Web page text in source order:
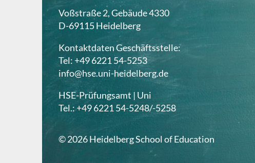
Voßstraße 2, Gebäude 4330
D-69115 Heidelberg
Kontaktdaten Geschäftsstelle:
Tel: +49 6221 54-5253
info@hse.uni-heidelberg.de
HSE-Prüfungsamt | Uni
Tel.: +49 6221 54-5248/-5258
© 2026 Heidelberg School of Education